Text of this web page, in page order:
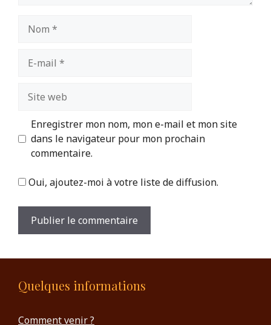
mail
web
Enregistrer mon nom, mon e-mail et mon site
dans le navigateur pour mon prochain
commentaire.
Oui, ajoutez-moi à votre liste de diffusion.
Quelques informations
Comment venir ?